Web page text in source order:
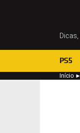
PS5
Início ►